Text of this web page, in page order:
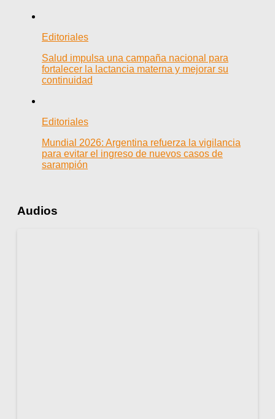
Editoriales
Salud impulsa una campaña nacional para
fortalecer la lactancia materna y mejorar su
continuidad
Editoriales
Mundial 2026: Argentina refuerza la vigilancia
para evitar el ingreso de nuevos casos de
sarampión
Audios